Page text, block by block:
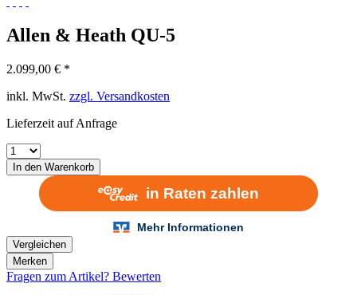
Allen & Heath QU-5
2.099,00 € *
inkl. MwSt. zzgl. Versandkosten
Lieferzeit auf Anfrage
In den Warenkorb
Vergleichen
Merken
Fragen zum Artikel? Bewerten